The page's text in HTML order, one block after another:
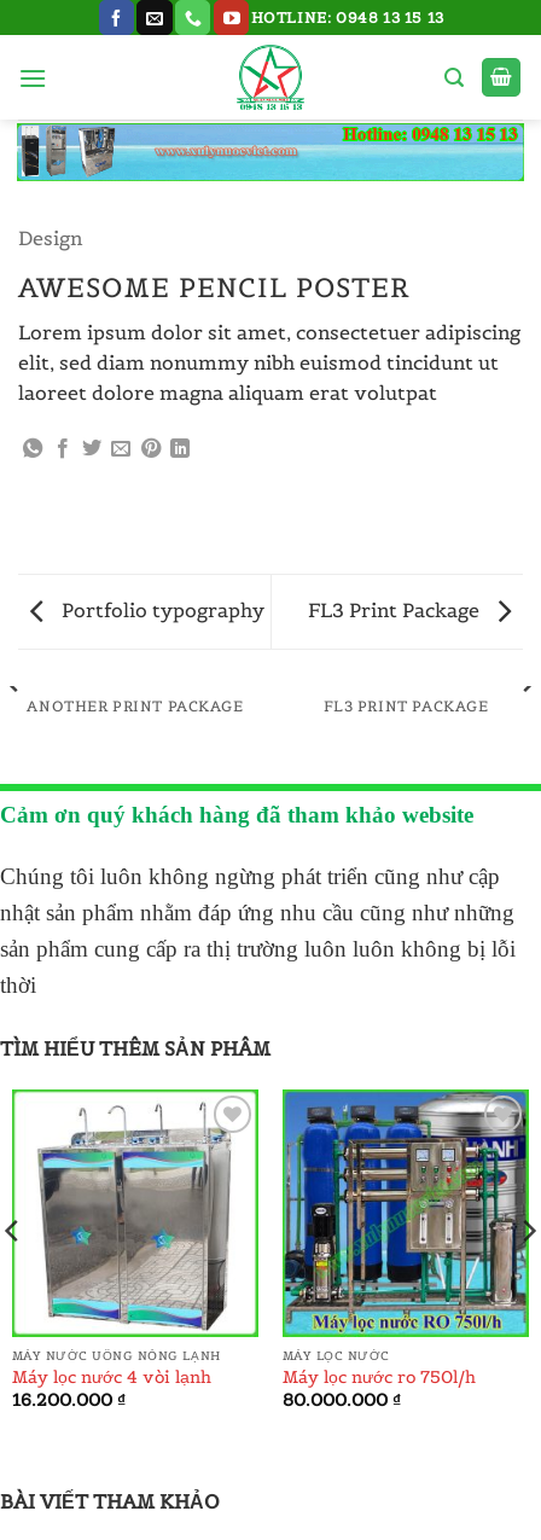
nội
HOTLINE: 0948 13 15 13
Design
AWESOME PENCIL POSTER
Lorem ipsum dolor sit amet, consectetuer adipiscing
elit, sed diam nonummy nibh euismod tincidunt ut
laoreet dolore magna aliquam erat volutpat
Portfolio typography FL3 Print Package
ANOTHER PRINT PACKAGE FL3 PRINT PACKAGE
Cảm ơn quý khách hàng đã tham khảo website
Chúng tôi luôn không ngừng phát triển cũng như cập
nhật sản phẩm nhằm đáp ứng nhu cầu cũng như những
sản phẩm cung cấp ra thị trường luôn luôn không bị lỗi
thời
TÌM HIỂU THÊM SẢN PHÂM
ADD TO
WISHLIST
MÁY NƯỚC UỐNG NÓNG LẠNH
Máy lọc nước 4 vòi lạnh
16.200.000 ₫
ADD TO
WISHLIST
MÁY LỌC NƯỚC
Máy lọc nước ro 750l/h
80.000.000 ₫
BÀI VIẾT THAM KHẢO